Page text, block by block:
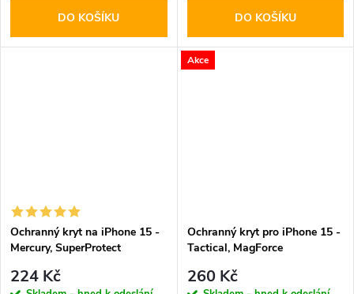
DO KOŠÍKU DO KOŠÍKU
Ochranný kryt na iPhone 15 -
Mercury, SuperProtect
224 Kč
Akce
Ochranný kryt pro iPhone 15 -
Tactical, MagForce
260 Kč